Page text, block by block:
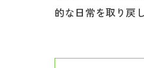
的な日常を取り戻